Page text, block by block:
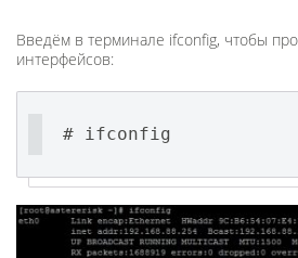
Введём в терминале ifconfig, чтобы
интерфейсов:
# ifconfig